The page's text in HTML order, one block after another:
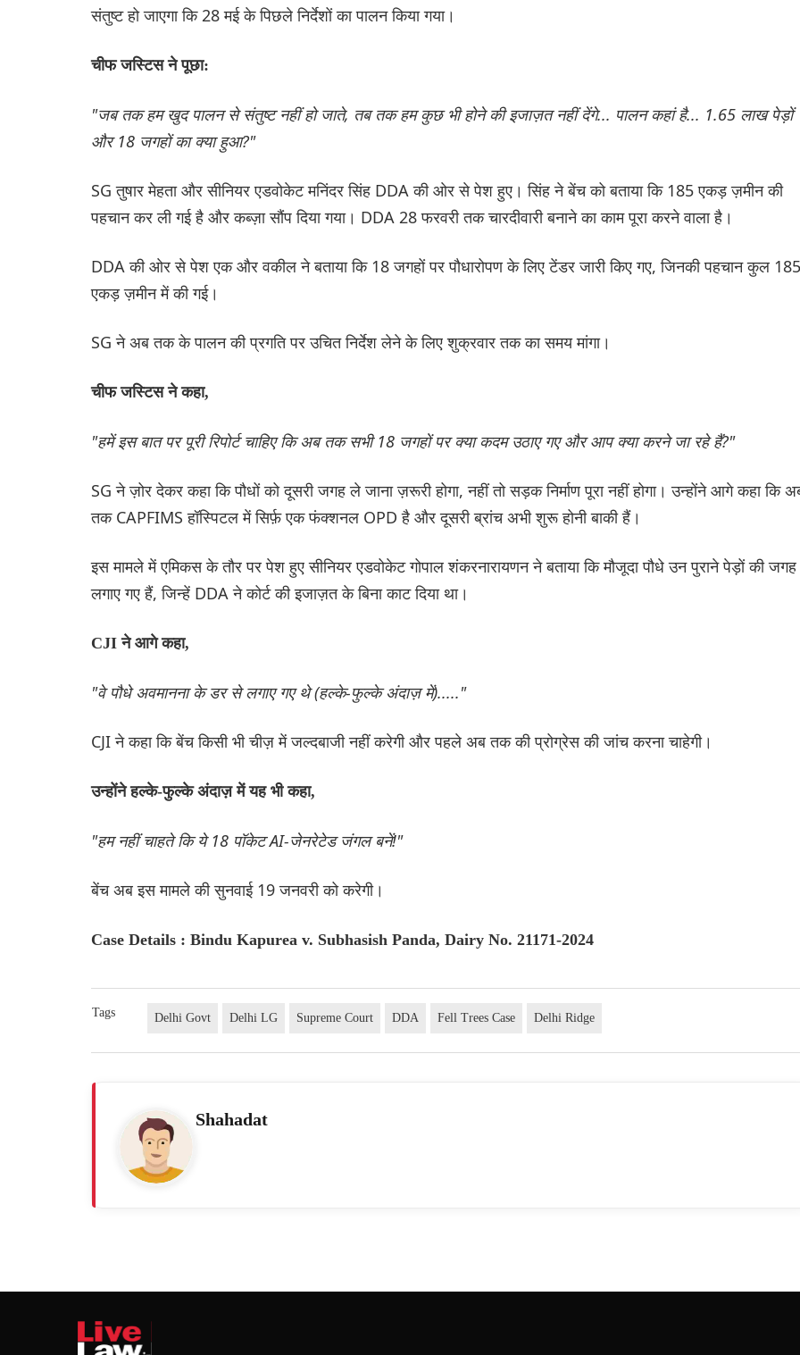
संतुष्ट हो जाएगा कि 28 मई के पिछले निर्देशों का पालन किया गया।
चीफ जस्टिस ने पूछा:
"जब तक हम खुद पालन से संतुष्ट नहीं हो जाते, तब तक हम कुछ भी होने की इजाज़त नहीं देंगे... पालन कहां है... 1.65 लाख पेड़ों
और 18 जगहों का क्या हुआ?"
SG तुषार मेहता और सीनियर एडवोकेट मनिंदर सिंह DDA की ओर से पेश हुए। सिंह ने बेंच को बताया कि 185 एकड़ ज़मीन की
पहचान कर ली गई है और कब्ज़ा सौंप दिया गया। DDA 28 फरवरी तक चारदीवारी बनाने का काम पूरा करने वाला है।
DDA की ओर से पेश एक और वकील ने बताया कि 18 जगहों पर पौधारोपण के लिए टेंडर जारी किए गए, जिनकी पहचान कुल 185
एकड़ ज़मीन में की गई।
SG ने अब तक के पालन की प्रगति पर उचित निर्देश लेने के लिए शुक्रवार तक का समय मांगा।
चीफ जस्टिस ने कहा,
"हमें इस बात पर पूरी रिपोर्ट चाहिए कि अब तक सभी 18 जगहों पर क्या कदम उठाए गए और आप क्या करने जा रहे हैं?"
SG ने ज़ोर देकर कहा कि पौधों को दूसरी जगह ले जाना ज़रूरी होगा, नहीं तो सड़क निर्माण पूरा नहीं होगा। उन्होंने आगे कहा कि
तक CAPFIMS हॉस्पिटल में सिर्फ़ एक फंक्शनल OPD है और दूसरी ब्रांच अभी शुरू होनी बाकी हैं।
इस मामले में एमिकस के तौर पर पेश हुए सीनियर एडवोकेट गोपाल शंकरनारायणन ने बताया कि मौजूदा पौधे उन पुराने पेड़ों की जगह
लगाए गए हैं, जिन्हें DDA ने कोर्ट की इजाज़त के बिना काट दिया था।
CJI ने आगे कहा,
"वे पौधे अवमानना ​​के डर से लगाए गए थे (हल्के-फुल्के अंदाज़ में)....."
CJI ने कहा कि बेंच किसी भी चीज़ में जल्दबाजी नहीं करेगी और पहले अब तक की प्रोग्रेस की जांच करना चाहेगी।
उन्होंने हल्के-फुल्के अंदाज़ में यह भी कहा,
"हम नहीं चाहते कि ये 18 पॉकेट AI-जेनरेटेड जंगल बनें!"
बेंच अब इस मामले की सुनवाई 19 जनवरी को करेगी।
Case Details : Bindu Kapurea v. Subhasish Panda, Dairy No. 21171-2024
Tags Delhi Govt Delhi LG Supreme Court DDA Fell Trees Case Delhi Ridge
Shahadat